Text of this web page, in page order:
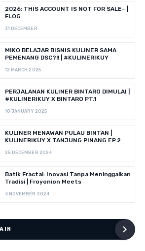
2026: THIS ACCOUNT IS NOT FOR SALE~ |
FLOG
31 DECEMBER
MIKO BELAJAR BISNIS KULINER SAMA
PEMENANG DSC?!! | #KULINERIKUY
12 MARCH 2025
PERJALANAN KULINER BINTARO DIMULAI |
#KULINERIKUY X BINTARO PT.1
10 JANUARY 2025
KULINER MENAWAN PULAU BINTAN |
KULINERIKUY X TANJUNG PINANG EP.2
25 DECEMBER 2024
Batik Fractal: Inovasi Tanpa Meninggalkan
Tradisi | Froyonion Meets
4 NOVEMBER 2024